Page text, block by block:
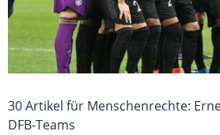
30 Artikel für Menschenrechte:
DFB-Teams